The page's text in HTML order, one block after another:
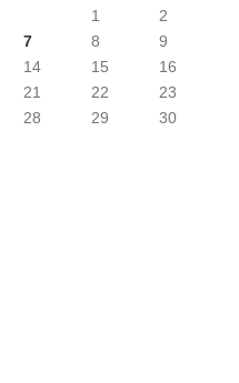
1
2
7 8
9
14 15
16
21 22
23
28 29
30